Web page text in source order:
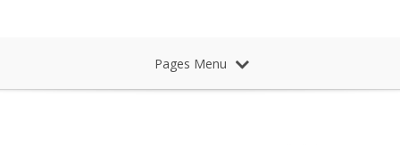
Pages Menu